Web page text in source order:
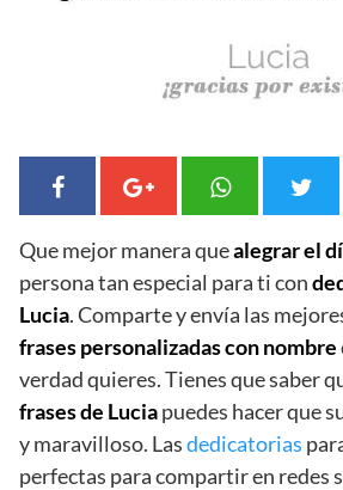
Que mejor manera quealegrar el
persona tan especial para ti con
Lucia. Comparte y envía las
frases personalizadas con nombre
verdad quieres. Tienes que saber
frases de Luciapuedes hacer que
y maravilloso. Lasdedicatorias
perfectas para compartir en redes